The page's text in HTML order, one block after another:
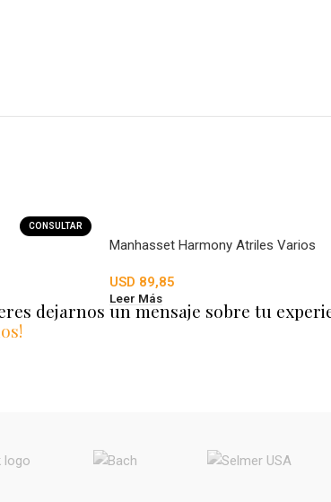
CONSULTAR
Manhasset Harmony Atriles Varios
USD 89,85
Leer Más
dejarnos un mensaje sobre tu